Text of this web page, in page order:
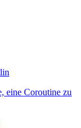
eine Coroutine zu